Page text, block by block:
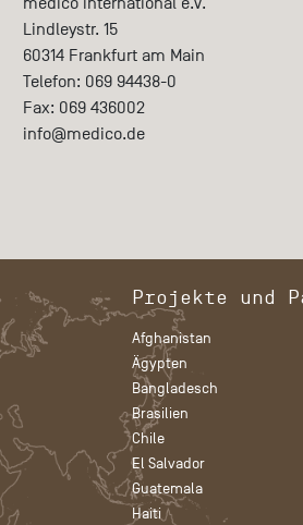
Lindleystr. 15
60314 Frankfurt am Main
Telefon: 069 94438-0
Fax: 069 436002
info@medico.de
Projekte und
Afghanistan
Ägypten
Bangladesch
Brasilien
Chile
El Salvador
Guatemala
Haiti